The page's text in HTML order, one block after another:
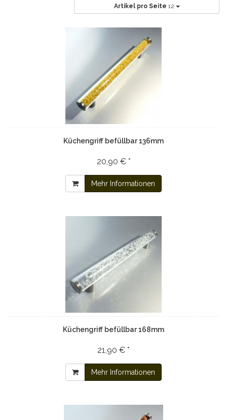
Artikel pro Seite 12
Küchengriff befüllbar 136mm
20,90 € *
Mehr Informationen
Küchengriff befüllbar 168mm
21,90 € *
Mehr Informationen